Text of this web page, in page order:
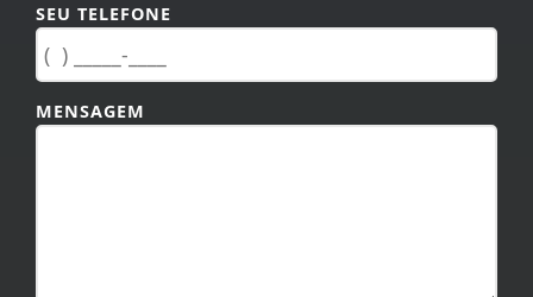
MENSAGEM